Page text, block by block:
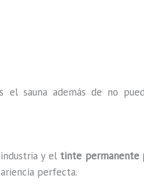
el sauna además de no
y el tinte permanente
perfecta.